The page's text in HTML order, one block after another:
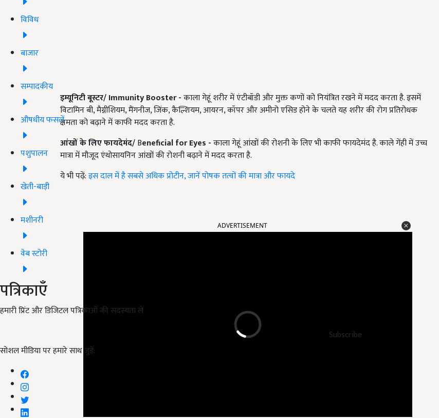
विविध
बाजार
सम्पादकीय
औषधीय फसलें
पशुपालन
खेती-बाड़ी
मशीनरी
वेब स्टोरी
पत्रिकाएँ
हमारी प्रिंट और डिजिटल पत्रिकाओं की सदस्यता लें
Subscribe
सोशल मीडिया पर हमारे साथ जुड़ें:
इम्यूनिटी बूस्टर/Immunity Booster-काला गेहूं शरीर में एंटीबॉडी और मुक्त कणों को नियंत्रित रखने में मदद करता है. इसमें
विटामिन बी, मैग्नीशियम, मैंगनीज, जिंक, कैल्शियम, आयरन, कॉपर और अमीनो एसिड होने के चलते यह शरीर की रोग प्रतिरोधक
क्षमता को बढ़ाने में काफी मदद करता है.
आंखों के लिए फायदेमंद/Beneficial for Eyes -काला गेहूं आंखों की रोशनी के लिए भी काफी फायदेमंद है. काले गेंही में उच्च
मात्रा में मौजूद एंथोसायनिन आंखों की रोशनी बढ़ाने में मदद करता है.
ये भी पढ़ें:इस दाल में है सबसे अधिक प्रोटीन, जानें पोषक तत्वों की मात्रा और फायदे